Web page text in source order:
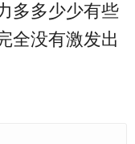
多多少少有些
全没有激发出